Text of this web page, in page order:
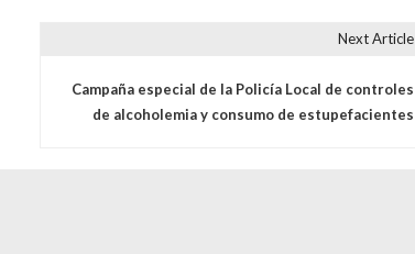
Next Article
Campaña especial de la Policía Local de controles
de alcoholemia y consumo de estupefacientes